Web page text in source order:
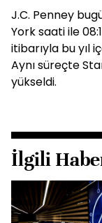
J.C. Penney
York saati ile
itibarıyla bu yıl
Aynı süreçte
yükseldi.
İlgili